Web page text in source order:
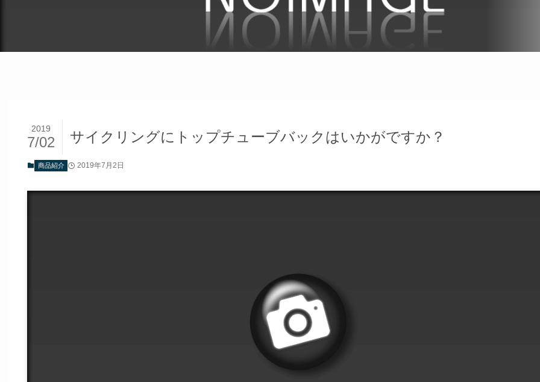
サイクリングにトップチューブバックはいかがですか？
2019
7/02
商品紹介 2019年7月2日